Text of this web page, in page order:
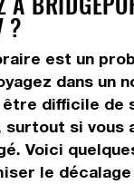
?
est un
dans un
difficile de
surtout si vous
Voici
le